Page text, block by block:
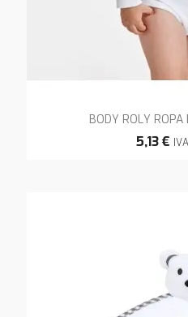
BODY ROLY
5,13 €